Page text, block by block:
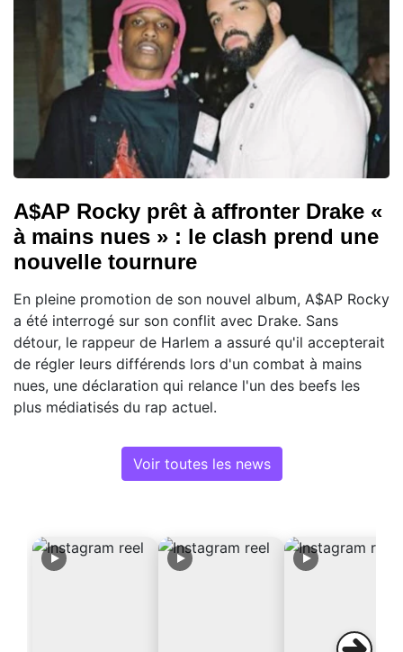
A$AP Rocky prêt à affronter Drake «
à mains nues » : le clash prend une
nouvelle tournure
En pleine promotion de son nouvel album, A$AP Rocky
a été interrogé sur son conflit avec Drake. Sans
détour, le rappeur de Harlem a assuré qu'il accepterait
de régler leurs différends lors d'un combat à mains
nues, une déclaration qui relance l'un des beefs les
plus médiatisés du rap actuel.
Voir toutes les news